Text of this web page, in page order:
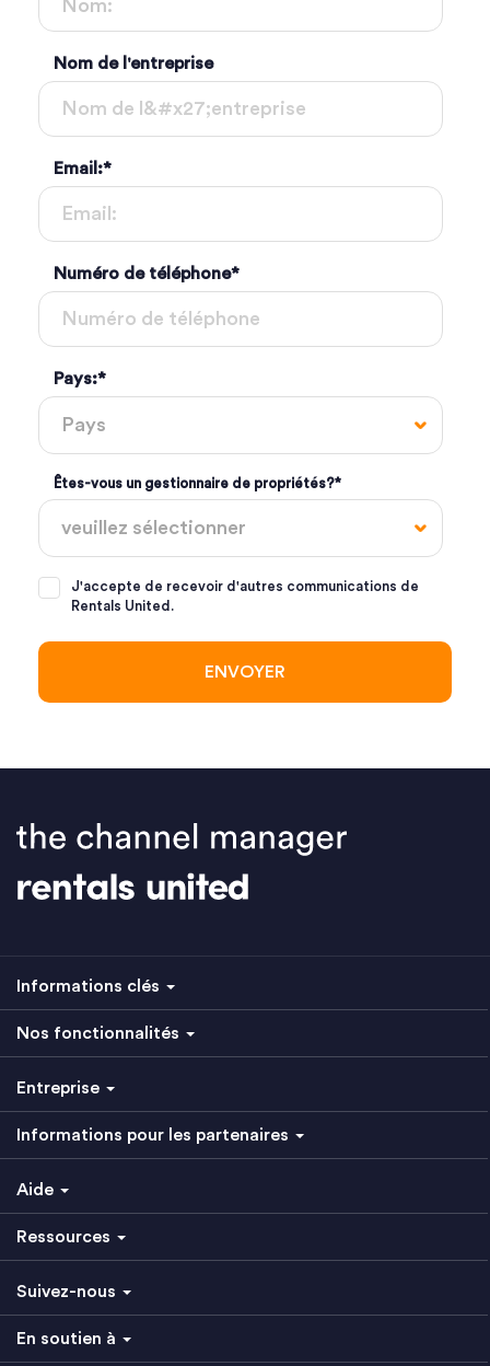
Nom de l'entreprise
Email:*
Numéro de téléphone*
Pays:*
Êtes-vous un gestionnaire de propriétés?*
J'accepte de recevoir d'autres communications de
Rentals United.
Informations clés
Nos fonctionnalités
Entreprise
Informations pour les partenaires
Aide
Ressources
Suivez-nous
En soutien à